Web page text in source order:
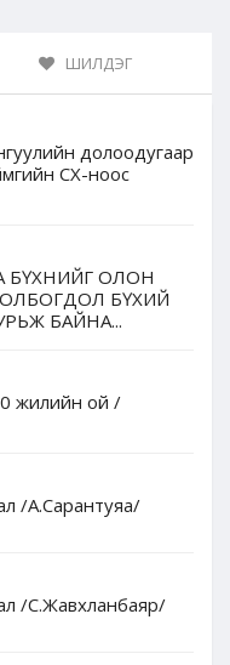
ШИЛДЭГ
долоодугаар
СХ-ноос
БҮХНИЙГ ОЛОН
БҮХИЙ
БАЙНА...
жилийн ой /
/А.Сарантуяа/
/С.Жавхланбаяр/